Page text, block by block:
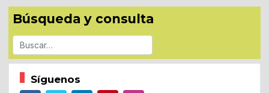
Búsqueda y consulta
Buscar
Síguenos